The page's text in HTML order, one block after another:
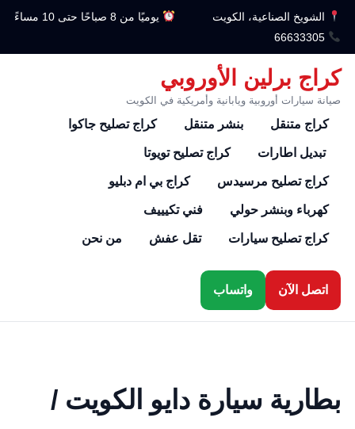
الشويخ الصناعية، الكويت
يوميًا من 8 صباحًا حتى 10 مساءً
66633305
كراج برلين الأوروبي
صيانة سيارات أوروبية ويابانية وأمريكية في الكويت
كراج متنقل بنشر متنقل كراج تصليح جاكوا
تبديل اطارات كراج تصليح تويوتا
كراج تصليح مرسيدس كراج بي ام دبليو
كهرباء وبنشر حولي فني تكيييف
كراج تصليح سيارات تقل عفش من نحن
اتصل الآن واتساب
بطارية سيارة دايو الكويت /